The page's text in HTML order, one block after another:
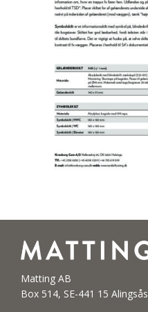
Matting AB
Box 514, SE-441 15 Alingsås